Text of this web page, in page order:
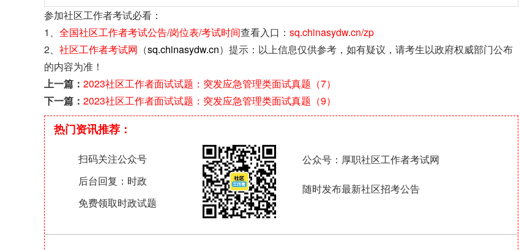
参加社区工作者考试必看：
1、 全国社区工作者考试公告/岗位表/考试时间查看入口： sq.chinasydw.cn/zp
2、 社区工作者考试网 （sq.chinasydw.cn）提示：以上信息仅供参考，如有疑议，请考生以政府权威部门公布
的内容为准！
上一篇： 2023社区工作者面试试题：突发应急管理类面试真题（7）
下一篇： 2023社区工作者面试试题：突发应急管理类面试真题（9）
热门资讯推荐：
扫码关注公众号
后台回复：时政
免费领取时政试题
公众号：厚职社区工作者考试网
随时发布最新社区招考公告